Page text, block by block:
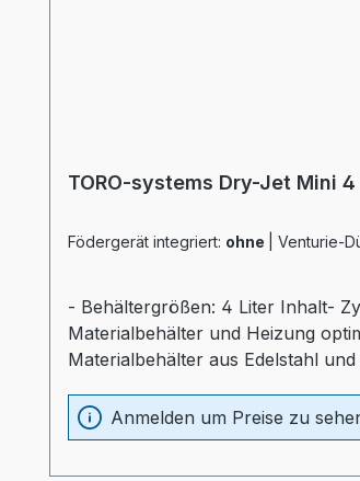
TORO-systems Dry-Jet Mini 4
Födergerät integriert: ohne Venturie-
- Behältergrößen: 4 Liter Inhalt-
Materialbehälter und Heizung
Materialbehälter aus Edelstahl
Anmelden um Preise zu